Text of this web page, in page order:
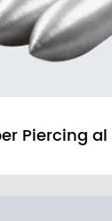
Piercing